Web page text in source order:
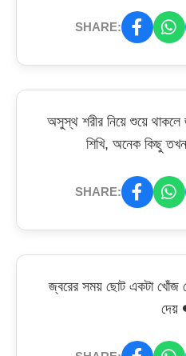
SHARE:
অসুস্থ শরীর নিয়ে শুয়ে থাকলে
শিখি, অনেক কিছু
SHARE:
জ্বরের সময় ছোট একটা খোঁজ